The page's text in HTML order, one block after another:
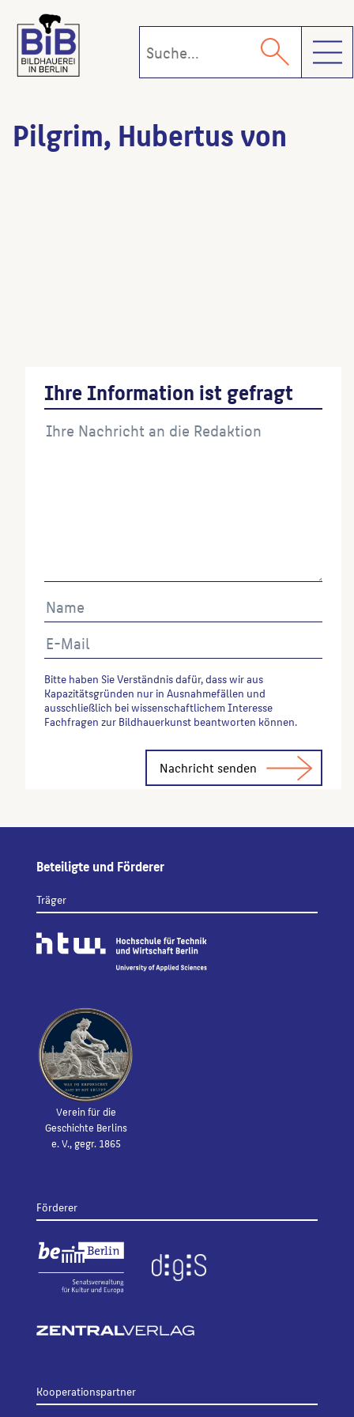
Pilgrim, Hubertus von
Ihre Information ist gefragt
Bitte haben Sie Verständnis dafür, dass wir aus
Kapazitätsgründen nur in Ausnahmefällen und
ausschließlich bei wissenschaftlichem Interesse
Fachfragen zur Bildhauerkunst beantworten können.
Beteiligte und Förderer
Träger
Verein für die
Geschichte Berlins
e. V., gegr. 1865
Förderer
Kooperationspartner